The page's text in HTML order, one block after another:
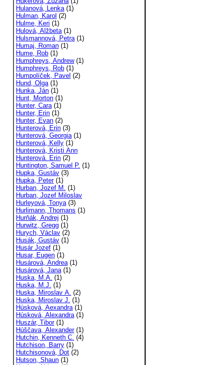
Hulanová, Lenka(1)
Hulman, Karol (2)
Hulme, Keri (1)
Hulová, Alžbeta(1)
Hulsmannová, Petra(1)
Humaj, Roman (1)
Hume, Rob (1)
Humphreys, Andrew(1)
Humphreys, Rob (1)
Humpolíček, Pavel (2)
Hund, Olga(1)
Hunka, Ján (1)
Hunt, Morton (1)
Hunter, Cara(1)
Hunter, Erin (1)
Hunter, Evan (2)
Hunterová, Erin (3)
Hunterová, Georgia(1)
Hunterová, Kelly (1)
Hunterová, Kristi Ann
Hunterová. Erin (2)
Huntington, Samuel P. (1)
Hupka, Gustáv (3)
Hupka, Peter(1)
Hurban, Jozef M. (1)
Hurban, Jozef Miloslav
Hurleyová, Tonya(3)
Hurlimann, Thomans (1)
Hurňák, Andrej (1)
Hurwitz, Gregg (1)
Hurych, Václav (2)
Husák, Gustáv (1)
Husár Jozef (1)
Husar, Eugen (1)
Husárová, Andrea(1)
Husárová, Jana(1)
Huska, M.A. (1)
Huska, M.J. (1)
Huska, Miroslav A. (2)
Huska, Miroslav J. (1)
Húsková, Aexandra(1)
Húsková, Alexandra(1)
Huszár, Tibor(1)
Húščava, Alexander(1)
Hutchin, Kenneth C. (4)
Hutchison, Barry (1)
Hutchisonová, Dot (2)
Hutson, Shaun (1)